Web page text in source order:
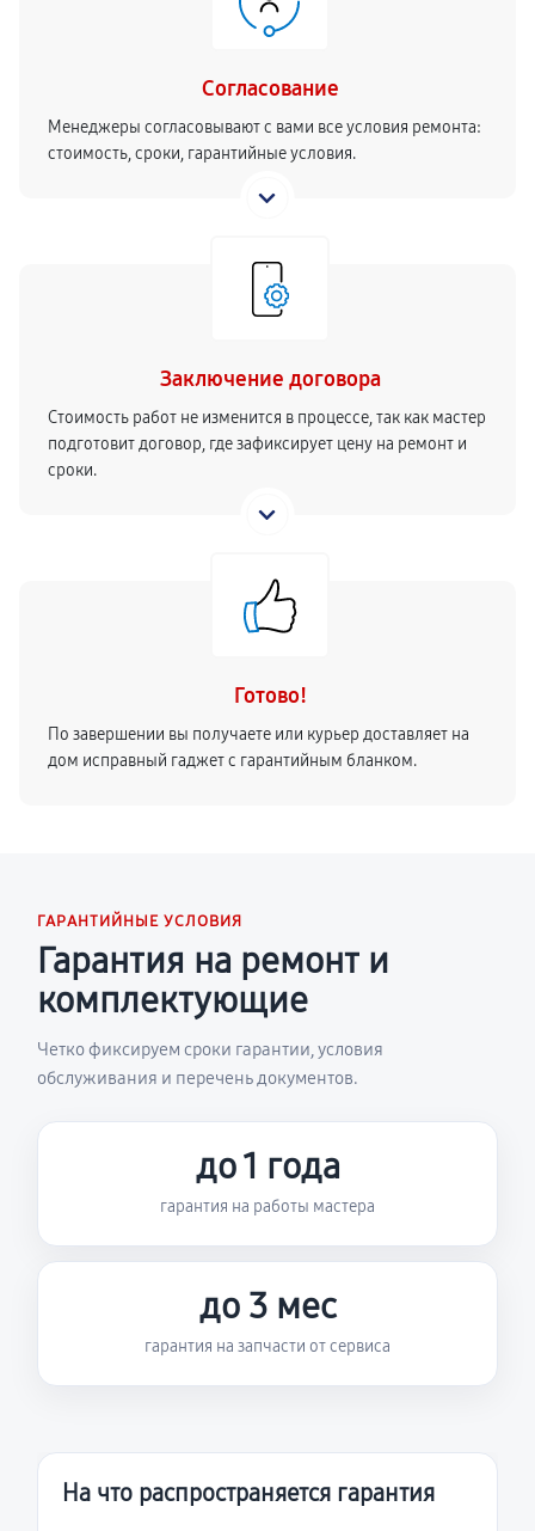
Согласование
Менеджеры согласовывают с вами все условия ремонта:
стоимость, сроки, гарантийные условия.
Заключение договора
Стоимость работ не изменится в процессе, так как мастер
подготовит договор, где зафиксирует цену на ремонт и
сроки.
Готово!
По завершении вы получаете или курьер доставляет на
дом исправный гаджет с гарантийным бланком.
ГАРАНТИЙНЫЕ УСЛОВИЯ
Гарантия на ремонт и
комплектующие
Четко фиксируем сроки гарантии, условия
обслуживания и перечень документов.
до 1 года
гарантия на работы мастера
до 3 мес
гарантия на запчасти от сервиса
На что распространяется гарантия